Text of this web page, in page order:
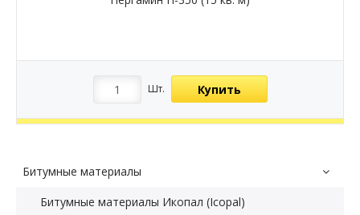
Битумные материалы
Битумные материалы Икопал (Icopal)
Шт. Купить